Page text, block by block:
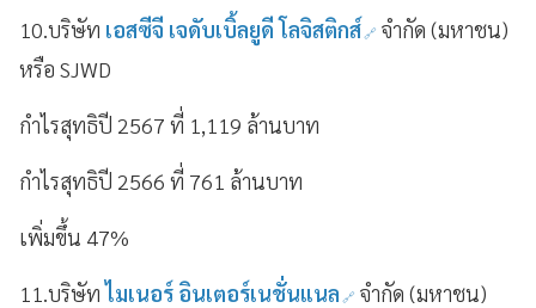
10.บริษัท เอสซีจี เจดับเบิ้ลยูดี โลจิสติกส์ จำกัด (มหาชน)
หรือ SJWD
กำไรสุทธิปี 2567 ที่ 1,119 ล้านบาท
กำไรสุทธิปี 2566 ที่ 761 ล้านบาท
เพิ่มขึ้น 47%
11.บริษัทไมเนอร์ อินเตอร์เนชั่นแนล จำกัด (มหาชน)